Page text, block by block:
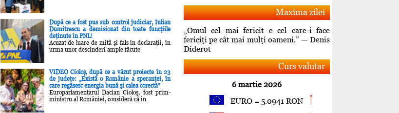
După ce a fost pus sub control judiciar, Iulian
Dumitrescu a demisionat din toate funcţiile
deţinute în PNL!
Acuzat de luare de mită şi fals în declaraţii, în
urma unor descinderi ample făcute
VIDEO Cioloş, după ce a văzut proiecte în 23
de judeţe: „Există o Românie a speranţei, în
care regăsesc energia bună şi calea corectă”
Europarlamentarul Dacian Cioloş, fost prim-
ministru al României, consideră că în
Maxima zilei
„Omul cel mai fericit e cel care-i face
fericiţi pe cât mai mulţi oameni.” — Denis
Diderot
Curs valutar
6 martie 2026
EURO = 5.0941 RON